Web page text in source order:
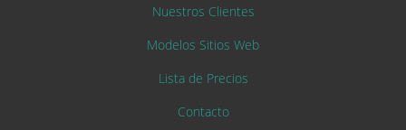
Nuestros Clientes
Modelos Sitios Web
Lista de Precios
Contacto